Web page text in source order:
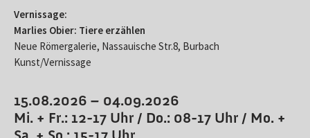
Vernissage:
Marlies Obier: Tiere erzählen
Neue Römergalerie, Nassauische Str.8, Burbach
Kunst/Vernissage
15.08.2026 – 04.09.2026
Mi. + Fr.: 12-17 Uhr / Do.: 08-17 Uhr / Mo. +